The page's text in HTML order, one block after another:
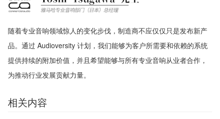
随着专业音响领域惊人的变化步伐，制造商不应仅仅只是发布新产
品。通过 Audioversity 计划，我们能够为客户所需要和依赖的系统
提供持续的附加价值，并且希望能够与所有专业音响从业者合作，
为推动行业发展贡献力量。
相关内容